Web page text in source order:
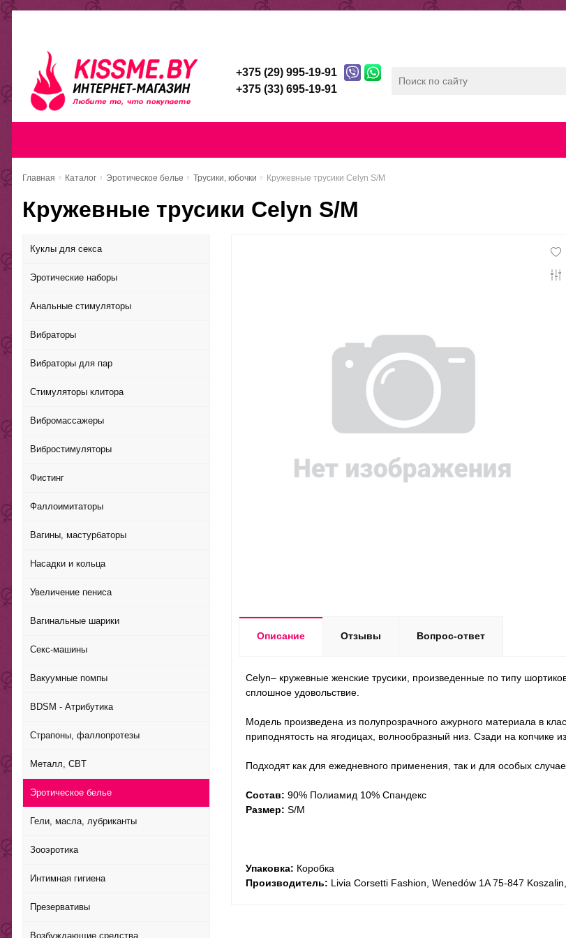
+375 (29) 995-19-91
+375 (33) 695-19-91
Главная Каталог Эротическое белье Трусики, юбочки Кружевные трусики Celyn S/M
Кружевные трусики Celyn S/M
Куклы для секса
Эротические наборы
Анальные стимуляторы
Вибраторы
Вибраторы для пар
Стимуляторы клитора
Вибромассажеры
Вибростимуляторы
Фистинг
Фаллоимитаторы
Вагины, мастурбаторы
Насадки и кольца
Увеличение пениса
Вагинальные шарики
Секс-машины
Вакуумные помпы
BDSM - Атрибутика
Страпоны, фаллопротезы
Металл, CBT
Эротическое белье
Гели, масла, лубриканты
Зооэротика
Интимная гигиена
Презервативы
Возбуждающие средства
Описание Отзывы Вопрос-ответ
Celyn– кружевные женские трусики, произведенные по типу
сплошное удовольствие.
Модель произведена из полупрозрачного ажурного материала в
приподнятость на ягодицах, волнообразный низ. Сзади на копчике
Подходят как для ежедневного применения, так и для особых
Состав: 90% Полиамид 10% Спандекс
Размер: S/M
Упаковка: Коробка
Производитель: Livia Corsetti Fashion, Wenedów 1A 75-847